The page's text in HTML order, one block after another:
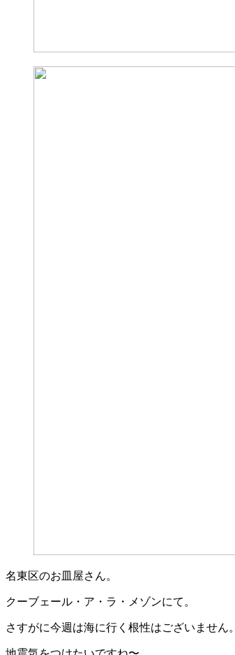
名東区のお皿屋さん。
クーブェール・ア・ラ・メゾンにて。
さすがに今週は海に行く根性はございません。